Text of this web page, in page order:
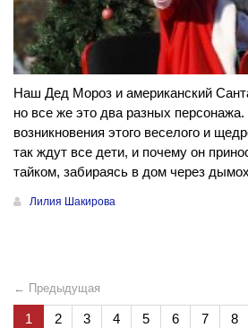
Наш Дед Мороз и американский
но все же это два разных персонажа.
возникновения этого веселого и
так ждут все дети, и почему он
тайком, забираясь в дом через
Лилия Шакирова
← Предыдущая
1 2 3 4 5 6 7 8